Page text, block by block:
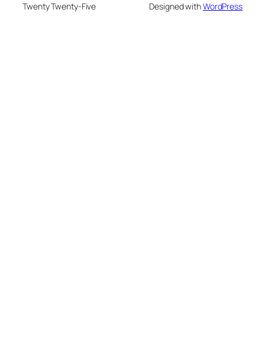
Twenty Twenty-Five Designed withWordPress